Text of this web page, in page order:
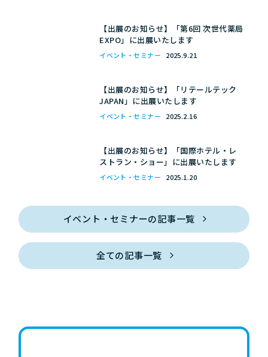
【出展のお知らせ】「第6回 次世代薬局
EXPO」に出展いたします
イベント・セミナー 2025.9.21
【出展のお知らせ】「リテールテック
JAPAN」に出展いたします
イベント・セミナー 2025.2.16
【出展のお知らせ】「国際ホテル・レ
ストラン・ショー」に出展いたします
イベント・セミナー 2025.1.20
イベント・セミナーの記事一覧
全ての記事一覧